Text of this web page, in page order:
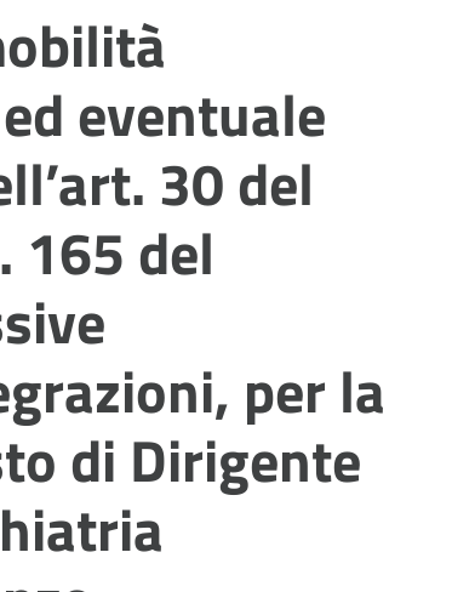
eventuale
30 del
165 del
per la
di Dirigente